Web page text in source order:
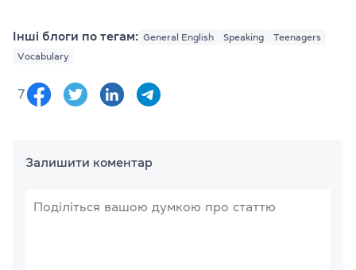
Інші блоги по тегам: General English Speaking
Teenagers
Vocabulary
7
Залишити коментар